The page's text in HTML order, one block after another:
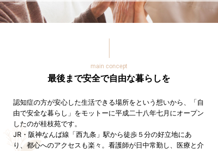
最後まで安全で自由な暮らしを
認知症の方が安心した生活できる場所をという想いから、「自
由で安全な暮らし」をモットーに平成二十八年七月にオープン
したのが桂枝苑です。
JR・阪神なんば線「西九条」駅から徒歩５分の好立地にあ
り、都心へのアクセスも楽々。看護師が日中常勤し、医療と介